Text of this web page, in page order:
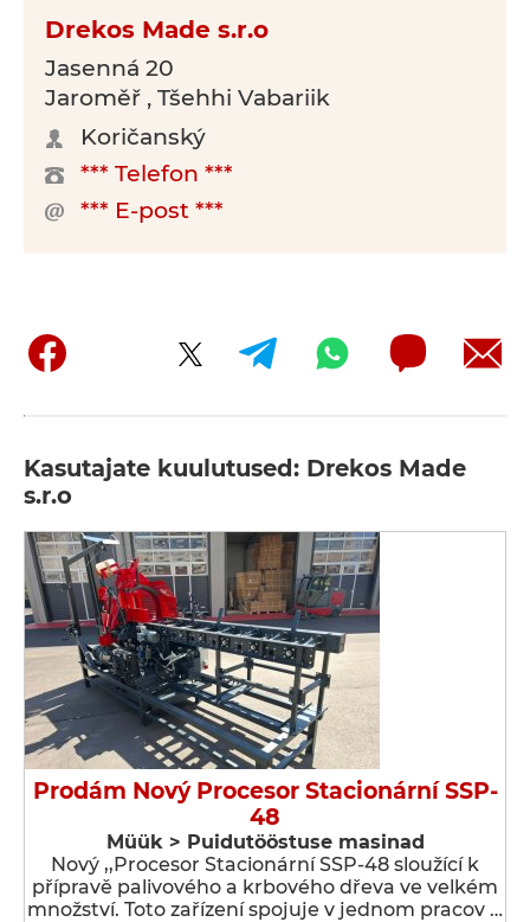
Drekos Made s.r.o
Jasenná 20
Jaroměř , Tšehhi Vabariik
Koričanský
*** Telefon ***
*** E-post ***
Kasutajate kuulutused: Drekos Made
s.r.o
Prodám Nový Procesor Stacionární SSP-
48
Müük > Puidutööstuse masinad
Nový ,,Procesor Stacionární SSP-48 sloužící k
přípravě palivového a krbového dřeva ve velkém
množství. Toto zařízení spojuje v jednom pracov …